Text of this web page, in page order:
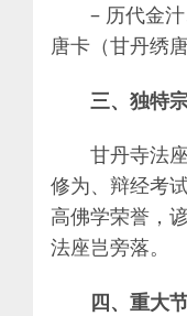
– 历代金
唐卡（甘丹绣唐
三、独特
甘丹寺法
修为、辩经考
高佛学荣誉，
法座岂旁落。
四、重大